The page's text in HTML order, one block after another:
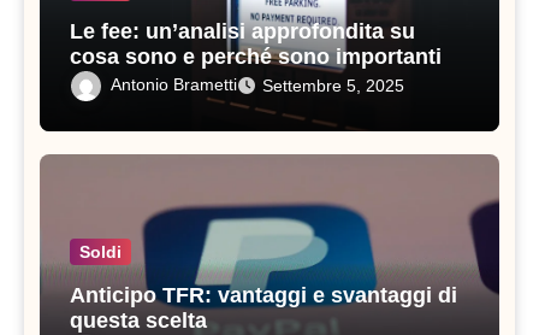
Le fee: un’analisi approfondita su
cosa sono e perché sono importanti
Antonio Brametti Settembre 5, 2025
Soldi
Anticipo TFR: vantaggi e svantaggi di
questa scelta